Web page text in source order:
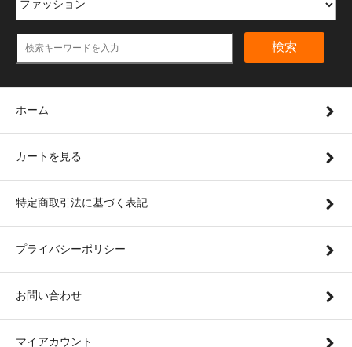
検索
ホーム
カートを見る
特定商取引法に基づく表記
プライバシーポリシー
お問い合わせ
マイアカウント